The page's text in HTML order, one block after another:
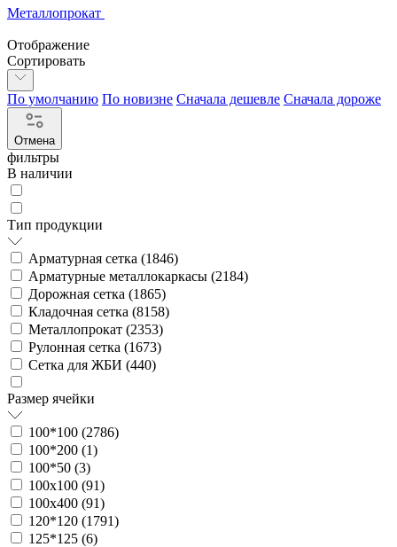
Металлопрокат
Отображение
Сортировать
По умолчанию По новизне Сначала дешевле Сначала дороже
Отмена
фильтры
В наличии
Тип продукции
Арматурная сетка (1846)
Арматурные металлокаркасы (2184)
Дорожная сетка (1865)
Кладочная сетка (8158)
Металлопрокат (2353)
Рулонная сетка (1673)
Сетка для ЖБИ (440)
Размер ячейки
100*100 (2786)
100*200 (1)
100*50 (3)
100х100 (91)
100х400 (91)
120*120 (1791)
125*125 (6)